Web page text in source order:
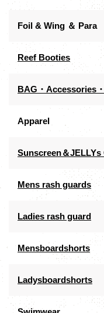
Foil & Wing ＆ Para
Reef Booties
BAG・Accessories
Apparel
Sunscreen＆
Mens rash guards
Ladies rash guard
Mensboardshorts
Ladysboardshorts